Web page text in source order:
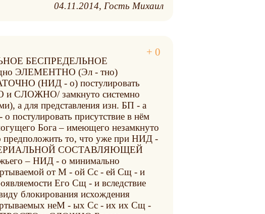
04.11.2014 Гость Михаил
БЕСПРЕДЕЛЬНОЕ
ЭЛЕМЕНТНО (Эл - тно)
(НИД - о) постулировать
и СЛОЖНО/ замкнуто системно
для представления изн. БП - а
присутствие в нём
Бога – имеющего незамкнуто
то, что уже при НИД -
СОСТАВЛЯЮЩЕЙ
– НИД - о минимально
от М - ой Сс - ей Сщ - и
Его Сщ - и вследствие
блокирования исхождения
неМ - ых Сс - их их Сщ -